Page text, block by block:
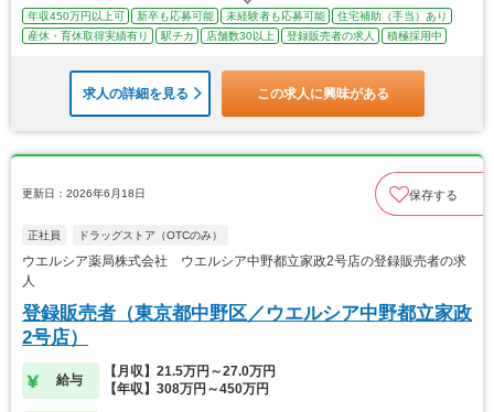
年収450万円以上可 新卒も応募可能 未経験者も応募可能
住宅補助（手当）あり
産休・育休取得実績有り
駅チカ 店舗数30以上 登録販売者の求人 積極採用中
求人の詳細を見る この求人に興味がある
更新日：2026年6月18日 保存する
正社員 ドラッグストア（OTCのみ）
ウエルシア薬局株式会社 ウエルシア中野都立家政2号店の登録販売者の求
人
登録販売者（東京都中野区／ウエルシア中野都立家政
2号店）
給与
【月収】21.5万円～27.0万円
【年収】308万円～450万円